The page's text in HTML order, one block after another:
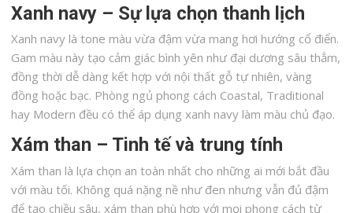
Xanh navy – Sự lựa chọn thanh lịch
Xanh navy là tone màu vừa đậm vừa mang hơi hướng cổ điển.
Gam màu này tạo cảm giác bình yên như đại dương sâu thẳm,
đồng thời dễ dàng kết hợp với nội thất gỗ tự nhiên, vàng
đồng hoặc bạc. Phòng ngủ phong cách Coastal, Traditional
hay Modern đều có thể áp dụng xanh navy làm màu chủ đạo.
Xám than – Tinh tế và trung tính
Xám than là lựa chọn an toàn nhất cho những ai mới bắt đầu
với màu tối. Không quá nặng nề như đen nhưng vẫn đủ đậm
để tạo chiều sâu, xám than phù hợp với mọi phong cách từ